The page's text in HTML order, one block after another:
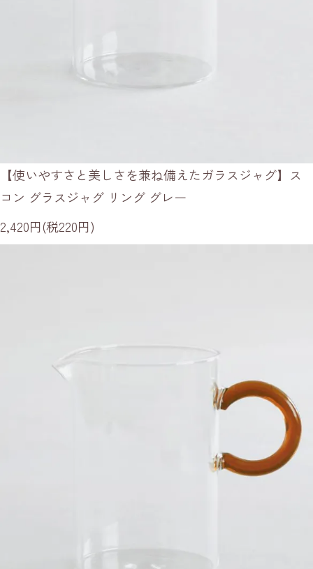
【使いやすさと美しさを兼ね備えたガラスジャグ】ス
コン グラスジャグ リング グレー
2,420円(税220円)